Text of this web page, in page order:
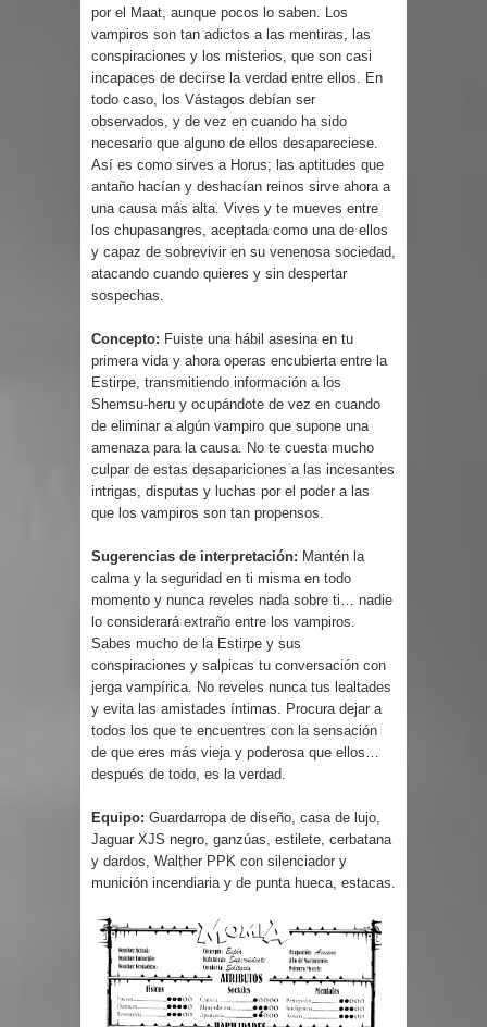
por el Maat, aunque pocos lo saben. Los
vampiros son tan adictos a las mentiras, las
conspiraciones y los misterios, que son casi
incapaces de decirse la verdad entre ellos. En
todo caso, los Vástagos debían ser
observados, y de vez en cuando ha sido
necesario que alguno de ellos desapareciese.
Así es como sirves a Horus; las aptitudes que
antaño hacían y deshacían reinos sirve ahora a
una causa más alta. Vives y te mueves entre
los chupasangres, aceptada como una de ellos
y capaz de sobrevivir en su venenosa sociedad,
atacando cuando quieres y sin despertar
sospechas.
Concepto: Fuiste una hábil asesina en tu
primera vida y ahora operas encubierta entre la
Estirpe, transmitiendo información a los
Shemsu-heru y ocupándote de vez en cuando
de eliminar a algún vampiro que supone una
amenaza para la causa. No te cuesta mucho
culpar de estas desapariciones a las incesantes
intrigas, disputas y luchas por el poder a las
que los vampiros son tan propensos.
Sugerencias de interpretación: Mantén la
calma y la seguridad en ti misma en todo
momento y nunca reveles nada sobre ti… nadie
lo considerará extraño entre los vampiros.
Sabes mucho de la Estirpe y sus
conspiraciones y salpicas tu conversación con
jerga vampírica. No reveles nunca tus lealtades
y evita las amistades íntimas. Procura dejar a
todos los que te encuentres con la sensación
de que eres más vieja y poderosa que ellos…
después de todo, es la verdad.
Equipo: Guardarropa de diseño, casa de lujo,
Jaguar XJS negro, ganzúas, estilete, cerbatana
y dardos, Walther PPK con silenciador y
munición incendiaria y de punta hueca, estacas.